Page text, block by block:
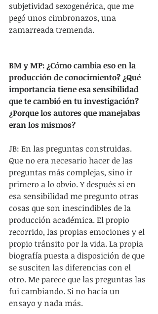
subjetividad sexogenérica, que me
pegó unos cimbronazos, una
zamarreada tremenda.
BM y MP: ¿Cómo cambia eso en la
producción de conocimiento? ¿Qué
importancia tiene esa sensibilidad
que te cambió en tu investigación?
¿Porque los autores que manejabas
eran los mismos?
JB: En las preguntas construidas.
Que no era necesario hacer de las
preguntas más complejas, sino ir
primero a lo obvio. Y después si en
esa sensibilidad me pregunto otras
cosas que son inescindibles de la
producción académica. El propio
recorrido, las propias emociones y el
propio tránsito por la vida. La propia
biografía puesta a disposición de que
se susciten las diferencias con el
otro. Me parece que las preguntas las
fui cambiando. Si no hacía un
ensayo y nada más.